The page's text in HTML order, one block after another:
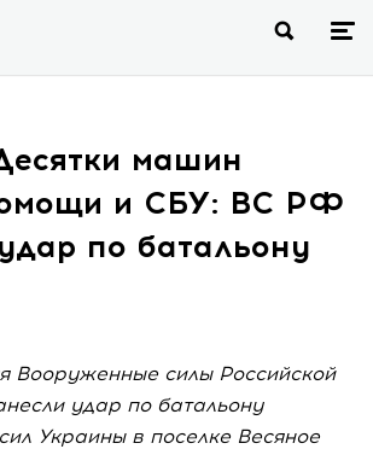
машин
и СБУ: ВС РФ
по батальону
Вооруженные силы Российской
удар по батальону
Украины в поселке Весяное